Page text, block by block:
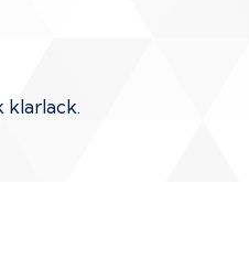
klarlack.